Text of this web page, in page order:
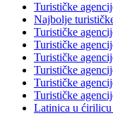
Turističke
Najbolje
Turističke
Turističke
Turističke
Turističke
Turističke
Turističke
Latinica u